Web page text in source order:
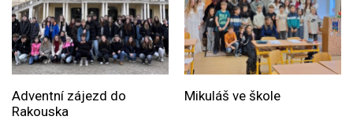
Adventní zájezd do
Rakouska
Mikuláš ve škole